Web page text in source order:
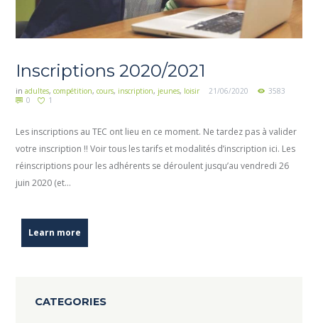
Inscriptions 2020/2021
inadultes,compétition,cours, inscription, jeunes, loisir 21/06/2020
3583
0
1
Les inscriptions au TEC ont lieu en ce moment. Ne tardez pas à valider
votre inscription !! Voir tous les tarifs et modalités d’inscription ici. Les
réinscriptions pour les adhérents se déroulent jusqu’au vendredi 26
juin 2020 (et...
Learn more
CATEGORIES